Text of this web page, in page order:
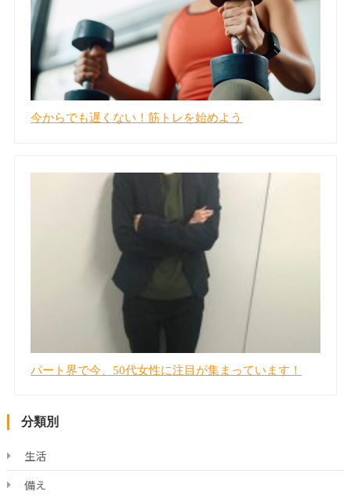
今からでも遅くない！筋トレを始めよう
パート界で今、50代女性に注目が集まっています！
分類別
生活
備え